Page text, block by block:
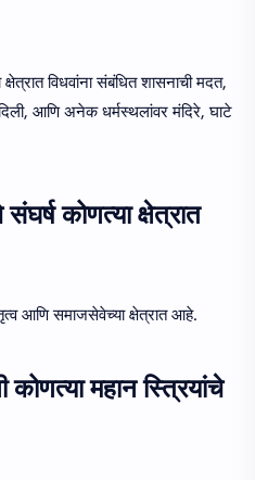
विधवांना संबंधित शासनाची मदत,
दिली, आणि अनेक धर्मस्थलांवर मंदिरे, घाटे
कोणत्या क्षेत्रात
आणि समाजसेवेच्या क्षेत्रात आहे.
कोणत्या महान स्त्रियांचे